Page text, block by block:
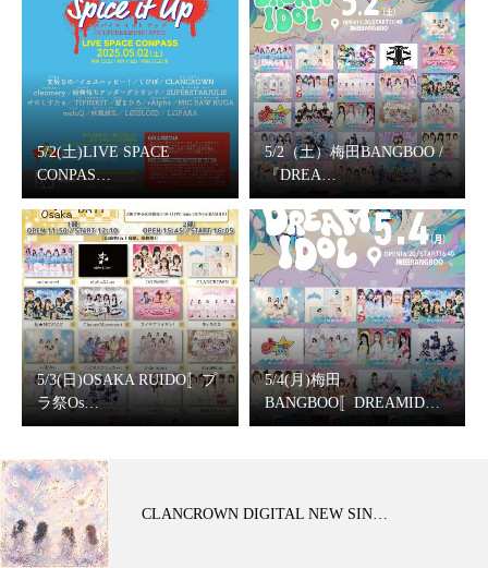
5/2(土)LIVE SPACE
CONPAS…
5/2（土）梅田BANGBOO /
『DREA…
5/3(日)OSAKA RUIDO〚プ
ラ祭Os…
5/4(月)梅田
BANGBOO〚DREAMID…
CLANCROWN DIGITAL NEW SIN…